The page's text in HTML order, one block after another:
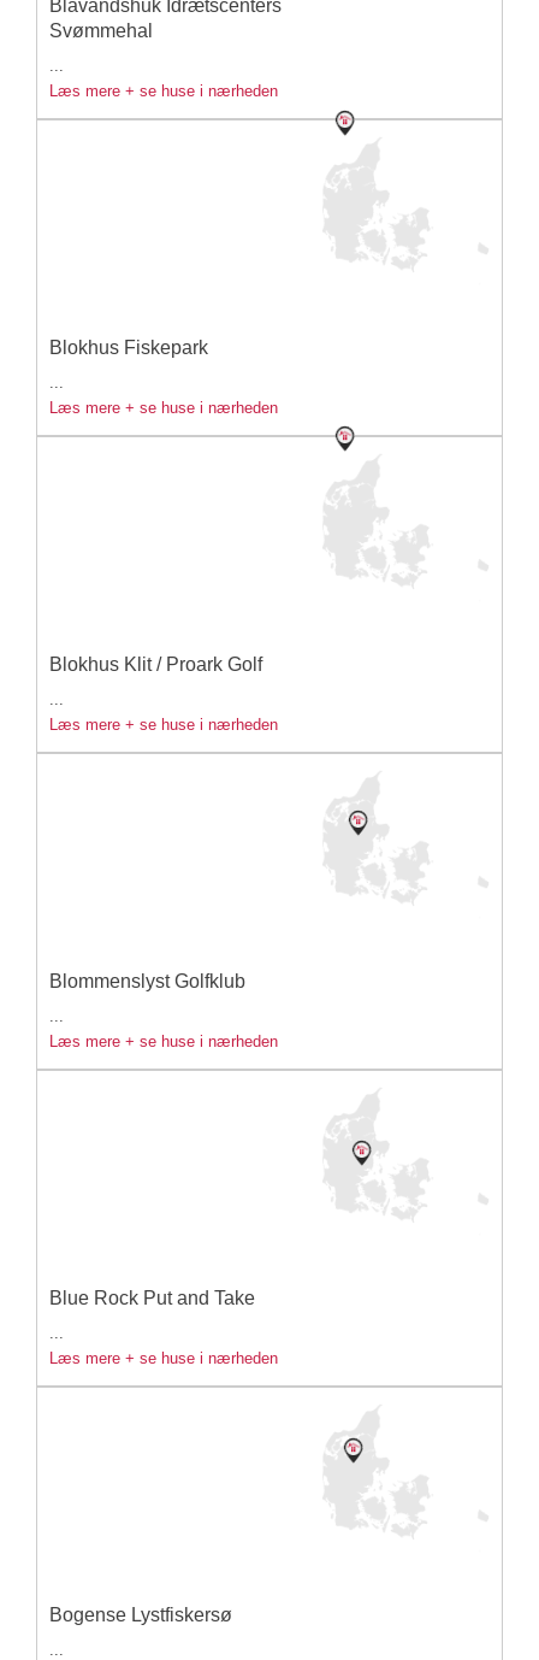
Blåvandshuk Idrætscenters
Svømmehal
...
Læs mere + se huse i nærheden
Blokhus Fiskepark
...
Læs mere + se huse i nærheden
Blokhus Klit / Proark Golf
...
Læs mere + se huse i nærheden
Blommenslyst Golfklub
...
Læs mere + se huse i nærheden
Blue Rock Put and Take
...
Læs mere + se huse i nærheden
Bogense Lystfiskersø
...